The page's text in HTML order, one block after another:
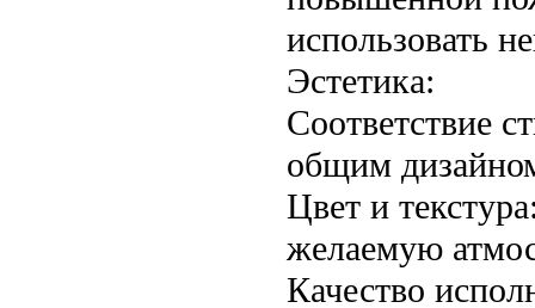
использовать
Эстетика:
Соответствие
общим
Цвет и
желаемую
Качество